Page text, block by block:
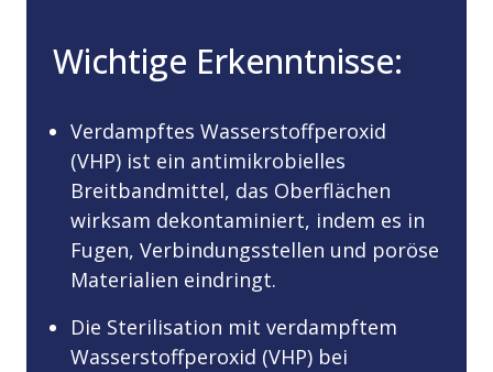
Wichtige Erkenntnisse:
Verdampftes Wasserstoffperoxid
(VHP) ist ein antimikrobielles
Breitbandmittel, das Oberflächen
wirksam dekontaminiert, indem es in
Fugen, Verbindungsstellen und poröse
Materialien eindringt.
Die Sterilisation mit verdampftem
Wasserstoffperoxid (VHP) bei